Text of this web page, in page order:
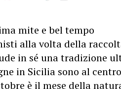
mite e bel tempo
alla volta della
in sé una tradizione
in Sicilia sono al centro
è il mese della